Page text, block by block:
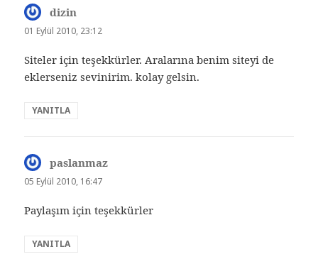
dizin
ki:
01 Eylül 2010, 23:12
Siteler için teşekkürler. Aralarına benim siteyi de
eklerseniz sevinirim. kolay gelsin.
YANITLA
paslanmaz
05 Eylül 2010, 16:47
Paylaşım için teşekkürler
YANITLA